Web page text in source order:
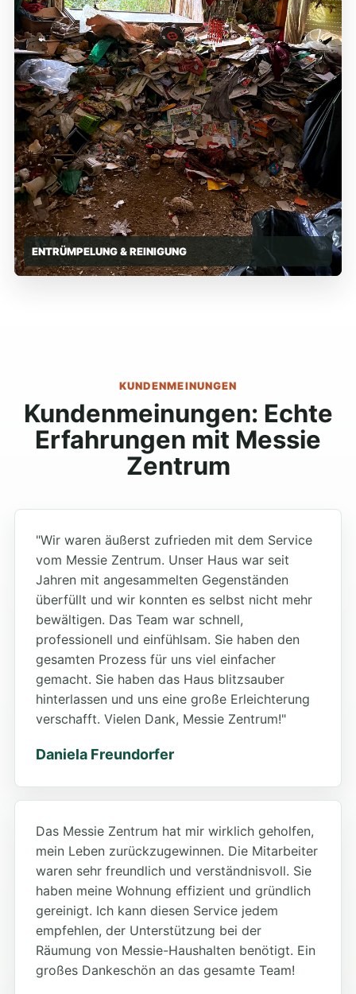
ENTRÜMPELUNG & REINIGUNG
KUNDENMEINUNGEN
Kundenmeinungen: Echte
Erfahrungen mit Messie
Zentrum
"Wir waren äußerst zufrieden mit dem Service
vom Messie Zentrum. Unser Haus war seit
Jahren mit angesammelten Gegenständen
überfüllt und wir konnten es selbst nicht mehr
bewältigen. Das Team war schnell,
professionell und einfühlsam. Sie haben den
gesamten Prozess für uns viel einfacher
gemacht. Sie haben das Haus blitzsauber
hinterlassen und uns eine große Erleichterung
verschafft. Vielen Dank, Messie Zentrum!"
Daniela Freundorfer
Das Messie Zentrum hat mir wirklich geholfen,
mein Leben zurückzugewinnen. Die Mitarbeiter
waren sehr freundlich und verständnisvoll. Sie
haben meine Wohnung effizient und gründlich
gereinigt. Ich kann diesen Service jedem
empfehlen, der Unterstützung bei der
Räumung von Messie-Haushalten benötigt. Ein
großes Dankeschön an das gesamte Team!